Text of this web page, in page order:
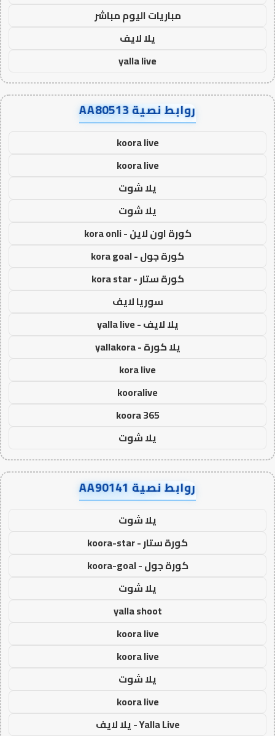
مباريات اليوم مباشر
يلا لايف
yalla live
روابط نصية AA80513
koora live
koora live
يلا شوت
يلا شوت
كورة اون لاين - kora onli
كورة جول - kora goal
كورة ستار - kora star
سوريا لايف
يلا لايف - yalla live
يلا كورة - yallakora
kora live
kooralive
koora 365
يلا شوت
روابط نصية AA90141
يلا شوت
كورة ستار - koora-star
كورة جول - koora-goal
يلا شوت
yalla shoot
koora live
koora live
يلا شوت
koora live
Yalla Live - يلا لايف